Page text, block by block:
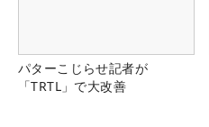
パターこじらせ記者が
「TRTL」で大改善